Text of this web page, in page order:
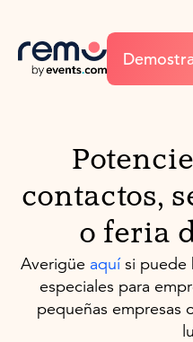
contactos,
o feria
Averigüe aquísi puede
especiales para
pequeñas empresas